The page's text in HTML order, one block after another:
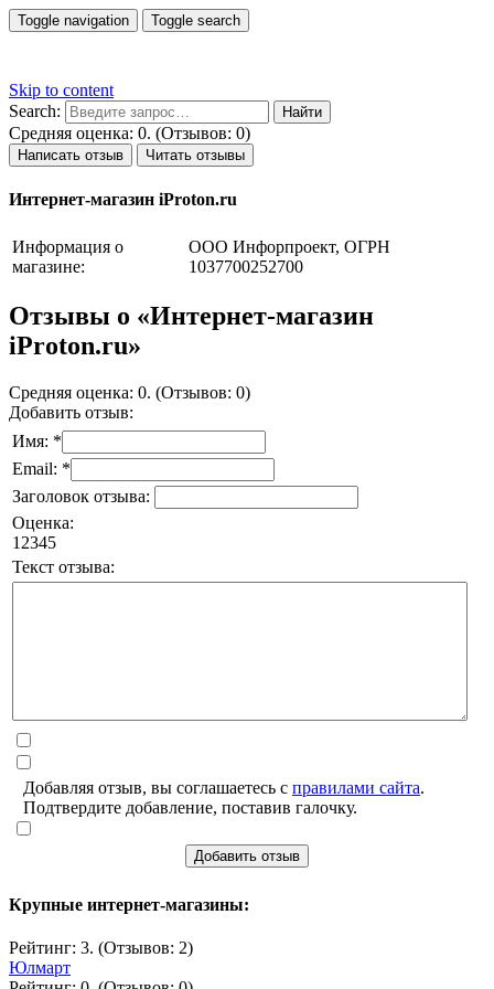
Toggle navigation Toggle search
Skip to content
Search:
Средняя оценка: 0. (Отзывов: 0)
Написать отзыв Читать отзывы
Интернет-магазин iProton.ru
Информация о
магазине:
ООО Инфорпроект, ОГРН
1037700252700
Отзывы о «Интернет-магазин
iProton.ru»
Средняя оценка: 0. (Отзывов: 0)
Добавить отзыв:
Имя: *
Email: *
Заголовок отзыва:
Оценка:
1 2345
Текст отзыва:
Добавляя отзыв, вы соглашаетесь с правилами сайта.
Подтвердите добавление, поставив галочку.
Добавить отзыв
Крупные интернет-магазины:
Рейтинг: 3. (Отзывов: 2)
Юлмарт